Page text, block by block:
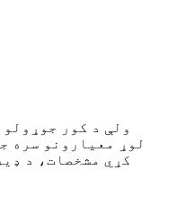
ولې د کور